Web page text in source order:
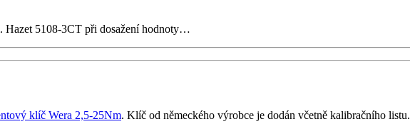
Hazet 5108-3CT při dosažení hodnoty…
klíč Wera 2,5-25Nm. Klíč od německého výrobce je dodán včetně kalibračního listu.